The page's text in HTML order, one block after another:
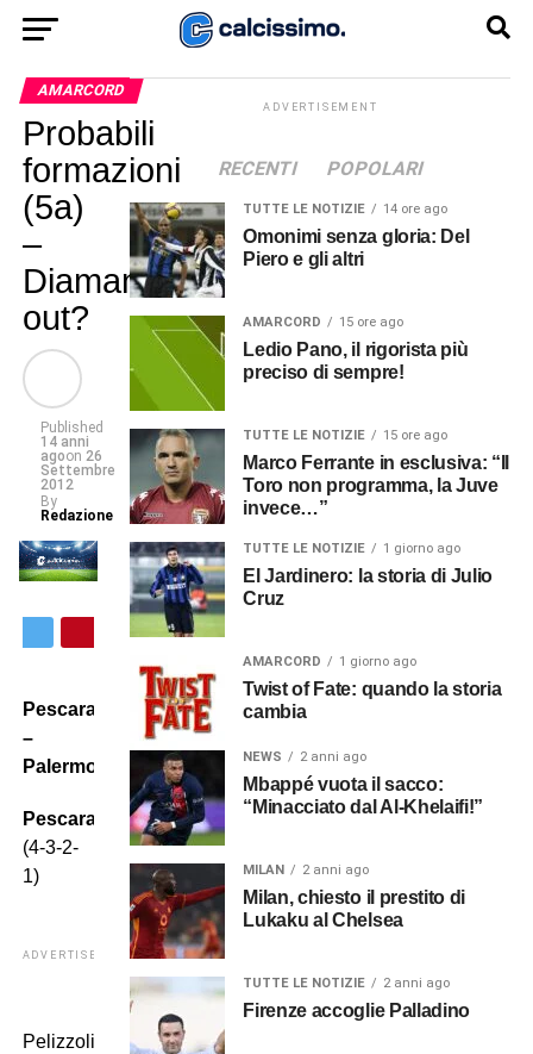
AMARCORD
Probabili
formazioni
(5a)
–
Diamanti
out?
Published
14 anni
agoon 26
Settembre
2012
By
Redazione
Pescara
–
Palermo
Pescara
(4-3-2-
1)
ADVERTISEMENT
Pelizzoli;
ADVERTISEMENT
RECENTI POPOLARI
TUTTE LE NOTIZIE 14 ore ago
Omonimi senza gloria: Del
Piero e gli altri
AMARCORD 15 ore ago
Ledio Pano, il rigorista più
preciso di sempre!
TUTTE LE NOTIZIE 15 ore ago
Marco Ferrante in esclusiva: “Il
Toro non programma, la Juve
invece…”
TUTTE LE NOTIZIE 1 giorno ago
El Jardinero: la storia di Julio
Cruz
AMARCORD 1 giorno ago
Twist of Fate: quando la storia
cambia
NEWS 2 anni ago
Mbappé vuota il sacco:
“Minacciato dal Al-Khelaifi!”
MILAN 2 anni ago
Milan, chiesto il prestito di
Lukaku al Chelsea
TUTTE LE NOTIZIE 2 anni ago
Firenze accoglie Palladino